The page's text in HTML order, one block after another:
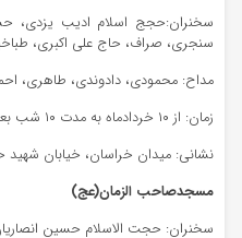
سخنران:حجج اسلام ادیب یزدی،
سنجری، صراف، حاج علی اکبری،
مداح: محمودی، دادوندی، طاهری،
زمان: از ۱۰ خردادماه به مدت ۱۰ شب بعد از نماز مغرب و عشا
نشانی: میدان خراسان، خیابان شهید
مسجدصاحب الزمان(عج)
سخنران: حجت الاسلام حسین